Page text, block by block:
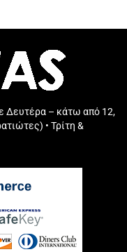
Δευτέρα – κάτω από 12,
• Τρίτη &